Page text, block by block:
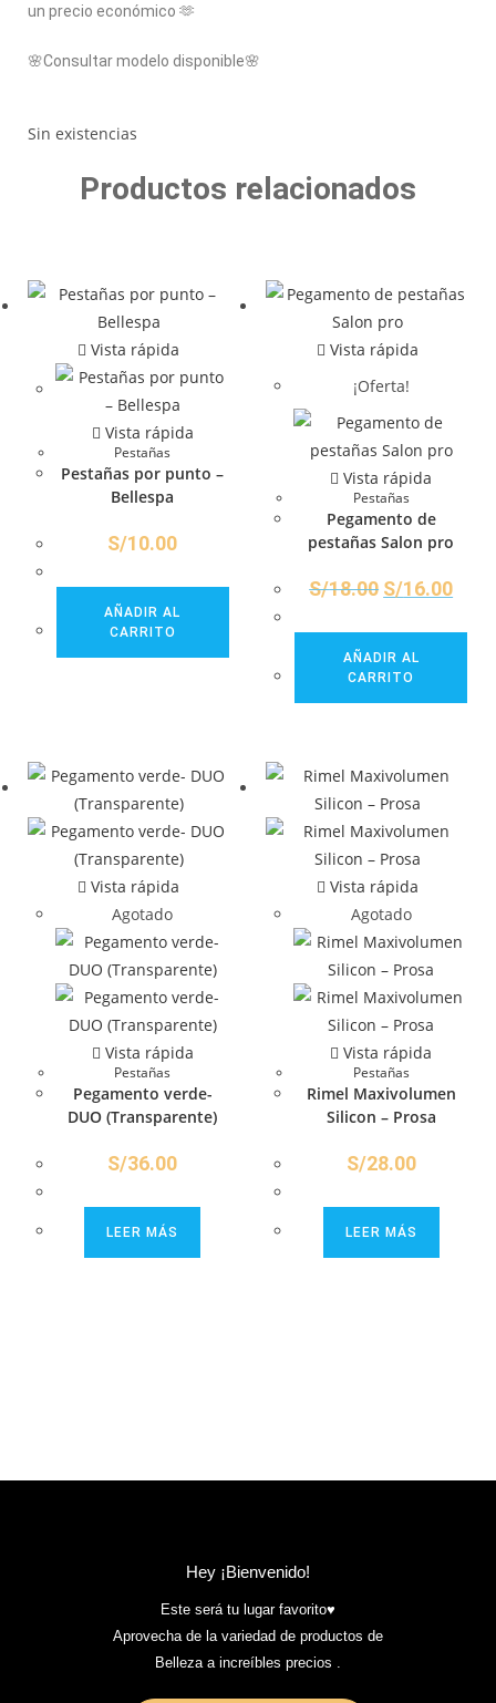
un precio económico 🫶
🌸Consultar modelo disponible🌸
Sin existencias
Productos relacionados
Vista rápida
Vista rápida
Pestañas
Pestañas por punto –
Bellespa
S/10.00
AÑADIR AL
CARRITO
Vista rápida
¡Oferta!
Vista rápida
Pestañas
Pegamento de
pestañas Salon pro
S/18.00 S/16.00
AÑADIR AL
CARRITO
Vista rápida
Agotado
Vista rápida
Pestañas
Pegamento verde-
DUO (Transparente)
S/36.00
LEER MÁS
Vista rápida
Agotado
Vista rápida
Pestañas
Rimel Maxivolumen
Silicon – Prosa
S/28.00
LEER MÁS
Hey ¡Bienvenido!
Este será tu lugar favorito♥️
Aprovecha de la variedad de productos de
Belleza a increíbles precios .